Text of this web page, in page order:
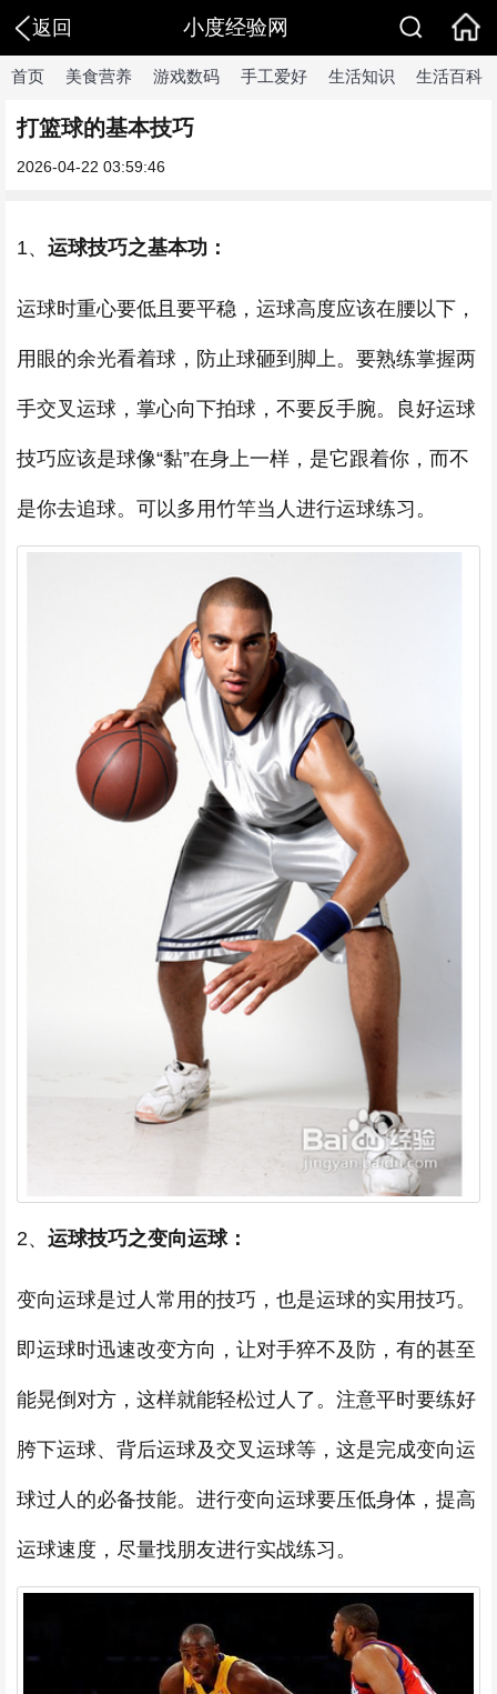
返回 小度经验网
首页 美食营养 游戏数码 手工爱好 生活知识 生活百科
打篮球的基本技巧
2026-04-22 03:59:46
1、 运球技巧之基本功：
运球时重心要低且要平稳，运球高度应该在腰以下，
用眼的余光看着球，防止球砸到脚上。要熟练掌握两
手交叉运球，掌心向下拍球，不要反手腕。良好运球
技巧应该是球像“黏”在身上一样，是它跟着你，而不
是你去追球。可以多用竹竿当人进行运球练习。
2、 运球技巧之变向运球：
变向运球是过人常用的技巧，也是运球的实用技巧。
即运球时迅速改变方向，让对手猝不及防，有的甚至
能晃倒对方，这样就能轻松过人了。注意平时要练好
胯下运球、背后运球及交叉运球等，这是完成变向运
球过人的必备技能。进行变向运球要压低身体，提高
运球速度，尽量找朋友进行实战练习。